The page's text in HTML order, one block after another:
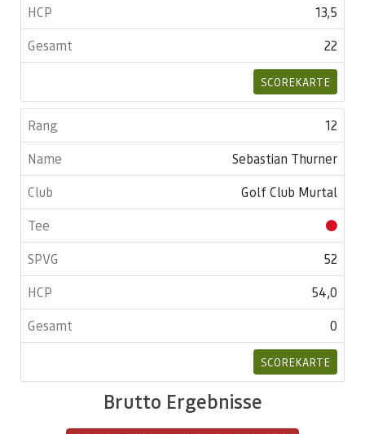
13,5
22
SCOREKARTE
12
Sebastian Thurner
Golf Club Murtal
52
54,0
0
SCOREKARTE
Brutto Ergebnisse